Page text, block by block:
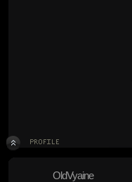
OldVyaine